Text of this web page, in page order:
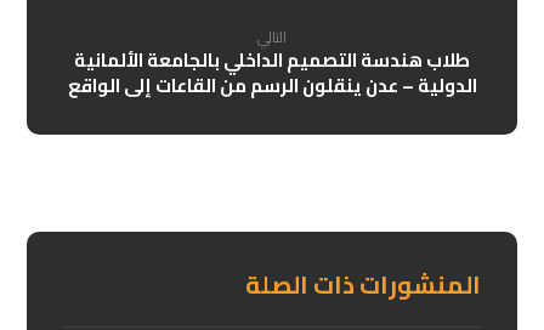
التالي
طلاب هندسة التصميم الداخلي بالجامعة الألمانية
الدولية – عدن ينقلون الرسم من القاعات إلى الواقع
المنشورات ذات الصلة